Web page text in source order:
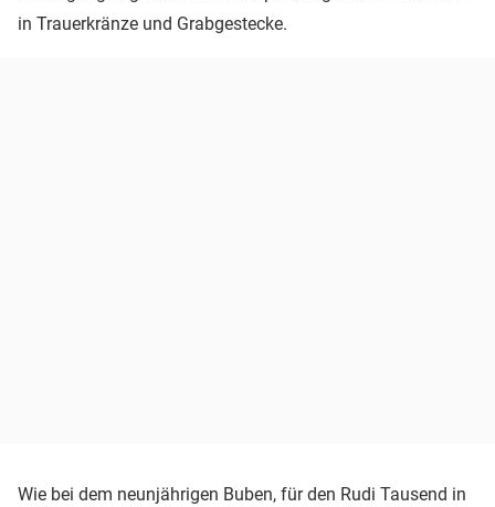
in Trauerkränze und Grabgestecke.
Wie bei dem neunjährigen Buben, für den Rudi Tausend in